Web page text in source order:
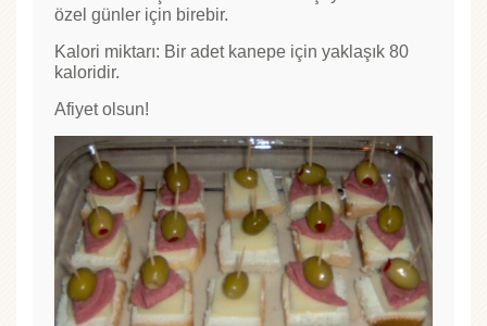
özel günler için birebir.
Kalori miktarı: Bir adet kanepe için yaklaşık 80
kaloridir.
Afiyet olsun!